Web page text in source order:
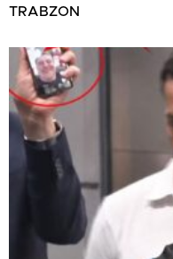
TRABZON